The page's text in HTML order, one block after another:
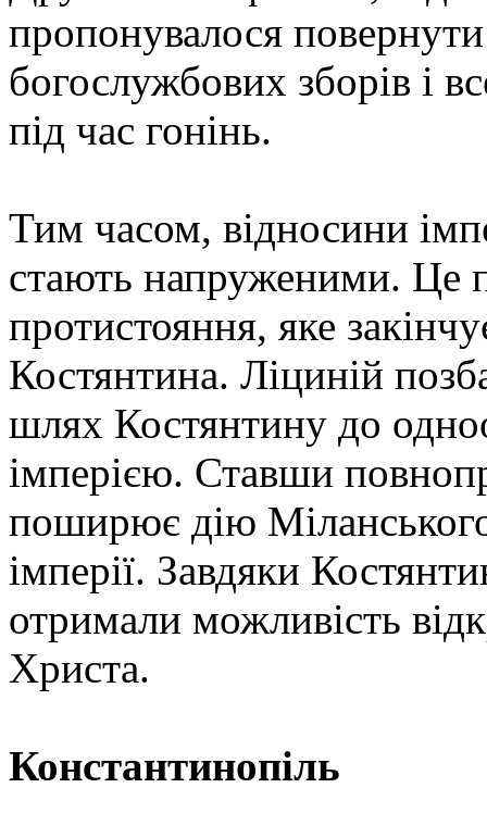
пропонувалося
богослужбових зборів і
під час гонінь.
Тим часом, відносини
стають напруженими. Це
протистояння, яке
Костянтина. Ліциній
шлях Костянтину до
імперією. Ставши
поширює дію
імперії. Завдяки
отримали можливість
Христа.
Константинопіль